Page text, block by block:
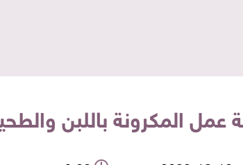
عمل المكرونة باللبن